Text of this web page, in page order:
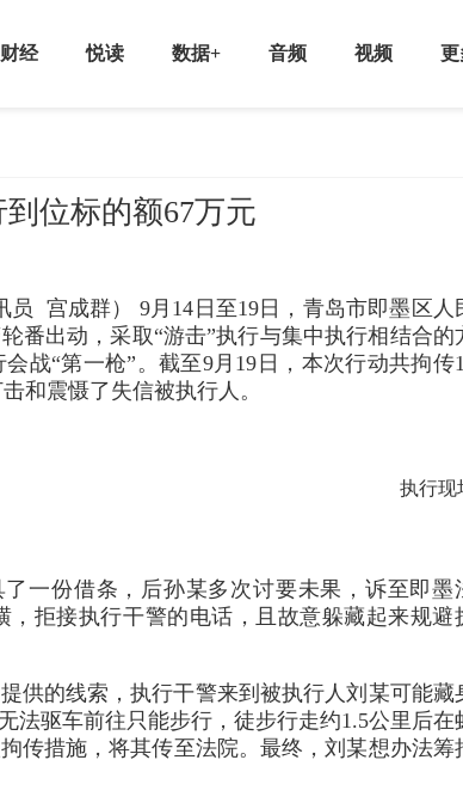
财经 悦读 数据+ 音频 视频 更
位标的额67万元
宫成群） 9月14日至19日，青岛市即墨区人
番出动，采取“游击”执行与集中执行相结合的
战“第一枪”。截至9月19日，本次行动共拘传
和震慑了失信被执行人。
执行现
一份借条，后孙某多次讨要未果，诉至即墨
拒接执行干警的电话，且故意躲藏起来规避
供的线索，执行干警来到被执行人刘某可能藏
法驱车前往只能步行，徒步行走约1.5公里后在
传措施，将其传至法院。最终，刘某想办法筹